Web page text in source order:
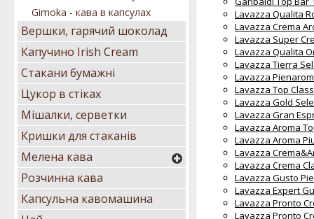
Lavazza Qualita
Lavazza Crema
Lavazza Super
Lavazza Qualita
Lavazza Tierra
Lavazza
Lavazza Top
Lavazza Gold
Lavazza Gran
Lavazza Aroma
Lavazza Aroma
Lavazza
Lavazza Crema
Lavazza Gusto
Lavazza Expert
Lavazza Pronto
Lavazza Pronto
Gimoka - кава в капсулах
Вершки, гарячий шоколад
Капучино Irish Cream
Стакани бумажні
Цукор в стіках
Мішалки, серветки
Кришки для стаканів
Мелена кава
Розчинна кава
Капсульна кавомашина